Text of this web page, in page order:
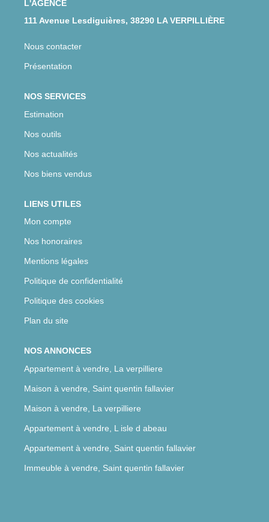
L'AGENCE
111 Avenue Lesdiguières, 38290 LA VERPILLIÈRE
Nous contacter
Présentation
NOS SERVICES
Estimation
Nos outils
Nos actualités
Nos biens vendus
LIENS UTILES
Mon compte
Nos honoraires
Mentions légales
Politique de confidentialité
Politique des cookies
Plan du site
NOS ANNONCES
Appartement à vendre, La verpilliere
Maison à vendre, Saint quentin fallavier
Maison à vendre, La verpilliere
Appartement à vendre, L isle d abeau
Appartement à vendre, Saint quentin fallavier
Immeuble à vendre, Saint quentin fallavier